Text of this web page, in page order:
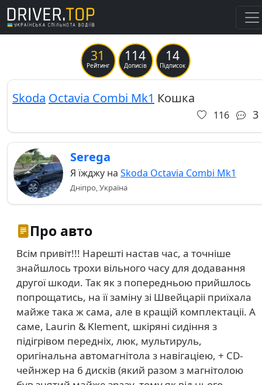
31
Рейтинг
114
Дописів
14
Підписок
Skoda Octavia Combi Mk1 Кошка
116 3
Serega
Я їжджу на Skoda Octavia Combi Mk1
Дніпро, Україна
Про авто
Всім привіт!!! Нарешті настав час, а точніше
знайшлось трохи вільного часу для додавання
другої шкоди. Так як з попередньою прийшлось
попрощатись, на її заміну зі Швейцаріі приїхала
майже така ж сама, але в кращій комплектаціі. А
саме, Laurin & Klement, шкіряні сидіння з
підігрівом передніх, люк, мультируль,
оригінальна автомагнітола з навігаціею, + CD-
чейнжер на 6 дисків (який разом з магнітолою